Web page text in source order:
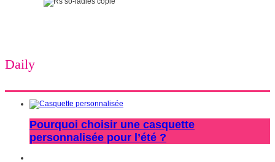
Daily
Pourquoi choisir une casquette
personnalisée pour l’été ?